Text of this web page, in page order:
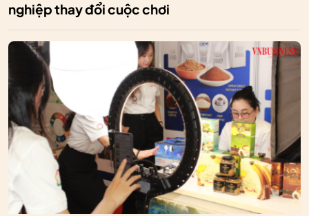
nghiệp thay đổi cuộc chơi